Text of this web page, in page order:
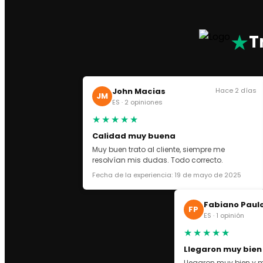
ASICS GEL NYC
ASICS KAYANO
OFF WHITE
GOLDEN GOOSE
DOLCE GABBANA
CHRISTIAN LOUBOUTIN
★
JM John Macias
ES · 2 opiniones
Hace 2 días
★★★★★
Calidad muy buena
Muy buen trato al cliente, siempre me
resolvían mis dudas. Todo correcto.
Fecha de la experiencia: 19 de mayo de 2025
FP Fabiano
ES · 1 opinión
★★★★★
Llegaron muy bien